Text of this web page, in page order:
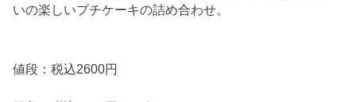
いの楽しいプチケーキの詰め合わせ。
値段：税込2600円